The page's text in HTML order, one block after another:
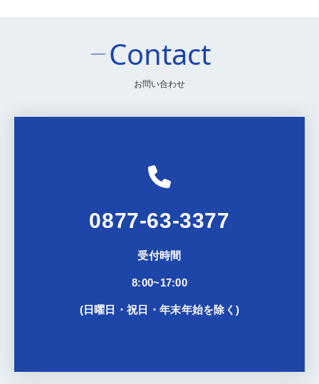
Contact
お問い合わせ
0877-63-3377
受付時間
8:00~17:00
(日曜日・祝日・年末年始を除く)